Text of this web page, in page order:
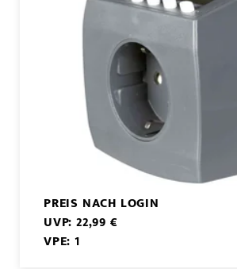
PREIS NACH LOGIN
UVP: 22,99 €
VPE: 1